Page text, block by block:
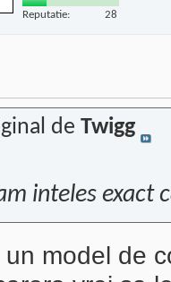
Reputatie: 28
de Twigg
inteles exact
model de